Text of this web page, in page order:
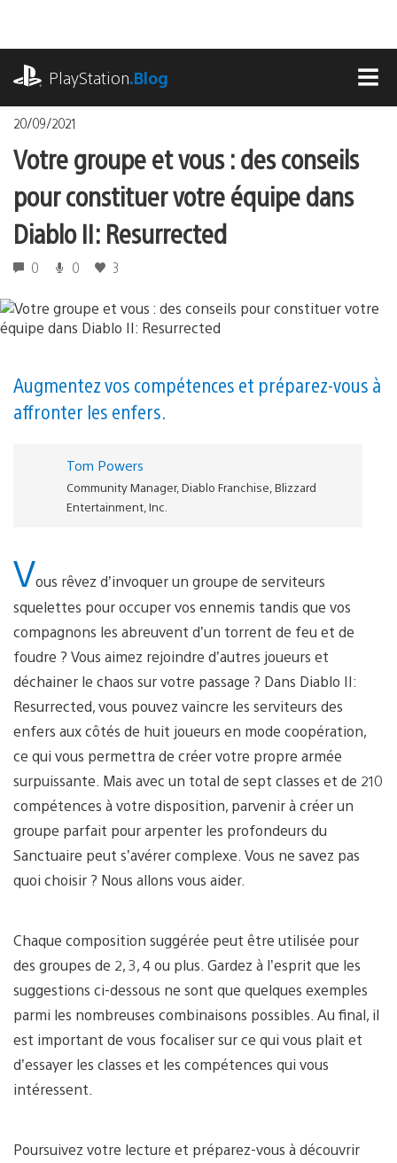
contenu
PlayStation.Blog
20/09/2021
Votre groupe et vous : des conseils
pour constituer votre équipe dans
Diablo II: Resurrected
0 0 3
Augmentez vos compétences et préparez-vous à
affronter les enfers.
Tom Powers
Community Manager, Diablo Franchise, Blizzard
Entertainment, Inc.
Vous rêvez d’invoquer un groupe de serviteurs
squelettes pour occuper vos ennemis tandis que vos
compagnons les abreuvent d’un torrent de feu et de
foudre ? Vous aimez rejoindre d’autres joueurs et
déchainer le chaos sur votre passage ? Dans Diablo II:
Resurrected, vous pouvez vaincre les serviteurs des
enfers aux côtés de huit joueurs en mode coopération,
ce qui vous permettra de créer votre propre armée
surpuissante. Mais avec un total de sept classes et de 210
compétences à votre disposition, parvenir à créer un
groupe parfait pour arpenter les profondeurs du
Sanctuaire peut s’avérer complexe. Vous ne savez pas
quoi choisir ? Nous allons vous aider.
Chaque composition suggérée peut être utilisée pour
des groupes de 2, 3, 4 ou plus. Gardez à l’esprit que les
suggestions ci-dessous ne sont que quelques exemples
parmi les nombreuses combinaisons possibles. Au final, il
est important de vous focaliser sur ce qui vous plait et
d’essayer les classes et les compétences qui vous
intéressent.
Poursuivez votre lecture et préparez-vous à découvrir